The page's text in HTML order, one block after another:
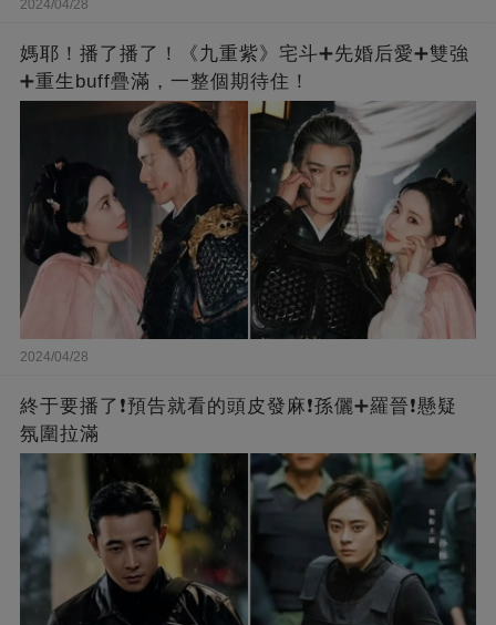
2024/04/28
媽耶！播了播了！《九重紫》宅斗➕先婚后愛➕雙強
➕重生buff疊滿，一整個期待住！
2024/04/28
終于要播了❗️預告就看的頭皮發麻❗️孫儷➕羅晉❗懸疑
氛圍拉滿